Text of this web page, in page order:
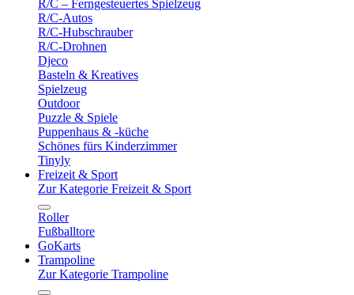
R/C – Ferngesteuertes Spielzeug
R/C-Autos
R/C-Hubschrauber
R/C-Drohnen
Djeco
Basteln & Kreatives
Spielzeug
Outdoor
Puzzle & Spiele
Puppenhaus & -küche
Schönes fürs Kinderzimmer
Tinyly
Freizeit & Sport
Zur Kategorie Freizeit & Sport
Roller
Fußballtore
GoKarts
Trampoline
Zur Kategorie Trampoline